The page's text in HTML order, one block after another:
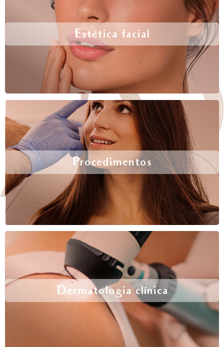
Estética facial
Procedimentos
Dermatologia clínica